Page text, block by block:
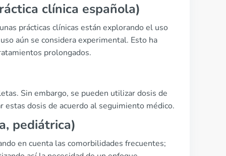
clínica española)
prácticas clínicas están explorando el uso
aún se considera experimental. Esto ha
prolongados.
Sin embargo, se pueden utilizar dosis de
dosis de acuerdo al seguimiento médico.
pediátrica)
en cuenta las comorbilidades frecuentes;